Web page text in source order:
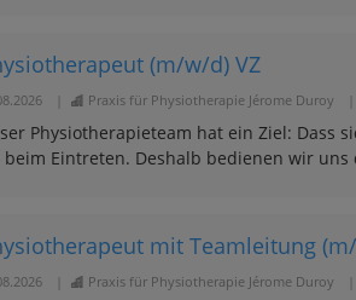
(m/w/d) VZ
Praxis für Physiotherapie Jérome Duroy
Physiotherapieteam hat ein Ziel: Dass
beim Eintreten. Deshalb bedienen wir
mit Teamleitung
Praxis für Physiotherapie Jérome Duroy